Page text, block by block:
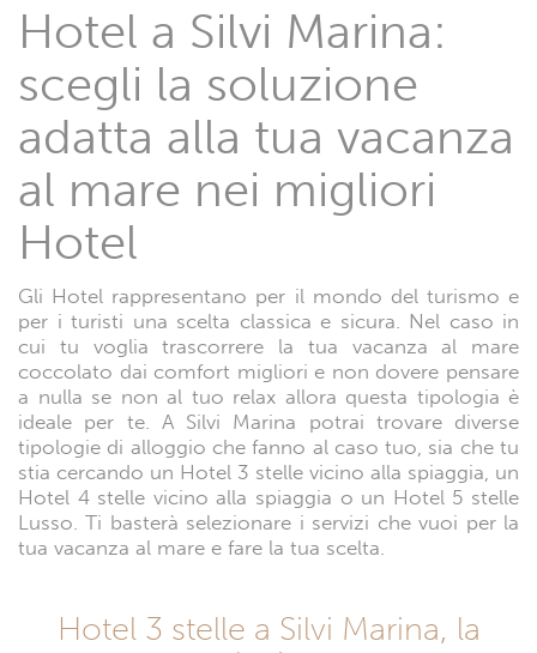
Hotel a Silvi Marina:
scegli la soluzione
adatta alla tua vacanza
al mare nei migliori
Hotel
Gli Hotel rappresentano per il mondo del turismo e
per i turisti una scelta classica e sicura. Nel caso in
cui tu voglia trascorrere la tua vacanza al mare
coccolato dai comfort migliori e non dovere pensare
a nulla se non al tuo relax allora questa tipologia è
ideale per te. A Silvi Marina potrai trovare diverse
tipologie di alloggio che fanno al caso tuo, sia che tu
stia cercando un Hotel 3 stelle vicino alla spiaggia, un
Hotel 4 stelle vicino alla spiaggia o un Hotel 5 stelle
Lusso. Ti basterà selezionare i servizi che vuoi per la
tua vacanza al mare e fare la tua scelta.
Hotel 3 stelle a Silvi Marina, la